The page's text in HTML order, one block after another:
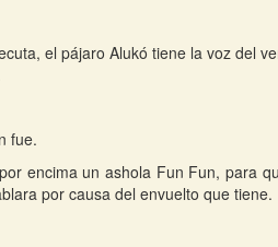
el pájaro Alukó tiene la voz del
fue.
encima un ashola Fun Fun, para
por causa del envuelto que tiene.